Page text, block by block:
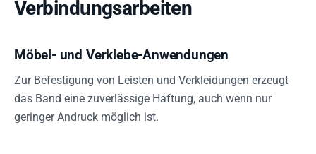
Verbindungsarbeiten
Möbel- und Verklebe-Anwendungen
Zur Befestigung von Leisten und Verkleidungen erzeugt
das Band eine zuverlässige Haftung, auch wenn nur
geringer Andruck möglich ist.